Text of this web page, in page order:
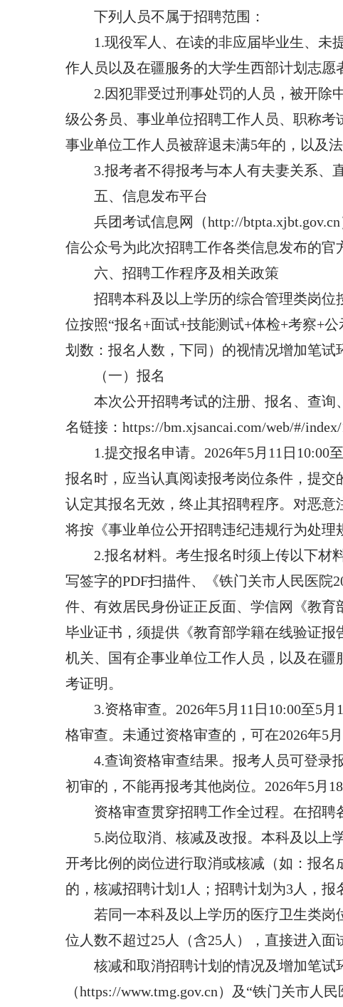
下列人员不属于招聘范围：
1.现役军人、在读的非应届毕业生、未
作人员以及在疆服务的大学生西部计划志愿
2.因犯罪受过刑事处罚的人员，被开除
级公务员、事业单位招聘工作人员、职称
事业单位工作人员被辞退未满5年的，以及
3.报考者不得报考与本人有夫妻关系、
五、信息发布平台
兵团考试信息网（http://
信公众号为此次招聘工作各类信息发布的官
六、招聘工作程序及相关政策
招聘本科及以上学历的综合管理类岗位
位按照“报名+面试+技能测试+体检+考察+
划数：报名人数，下同）的视情况增加笔试
（一）报名
本次公开招聘考试的注册、报名、查
名链接：https://bm.xjsancai.com/web/#/index/
1.提交报名申请。2026年5月11日10:00
报名时，应当认真阅读报考岗位条件，提
认定其报名无效，终止其招聘程序。对恶
将按《事业单位公开招聘违纪违规行为处理
2.报名材料。考生报名时须上传以下材
写签字的PDF扫描件、《铁门关市人民医院
件、有效居民身份证正反面、学信网《教
毕业证书，须提供《教育部学籍在线验证
机关、国有企事业单位工作人员，以及在
考证明。
3.资格审查。2026年5月11日10:00至5
格审查。未通过资格审查的，可在2026年5
4.查询资格审查结果。报考人员可登录
初审的，不能再报考其他岗位。2026年5月
资格审查贯穿招聘工作全过程。在招聘
5.岗位取消、核减及改报。本科及以上
开考比例的岗位进行取消或核减（如：报名
的，核减招聘计划1人；招聘计划为3人，报
若同一本科及以上学历的医疗卫生类
位人数不超过25人（含25人），直接进入面
核减和取消招聘计划的情况及增加笔试
（https://www.tmg.gov.cn）及“铁门关市